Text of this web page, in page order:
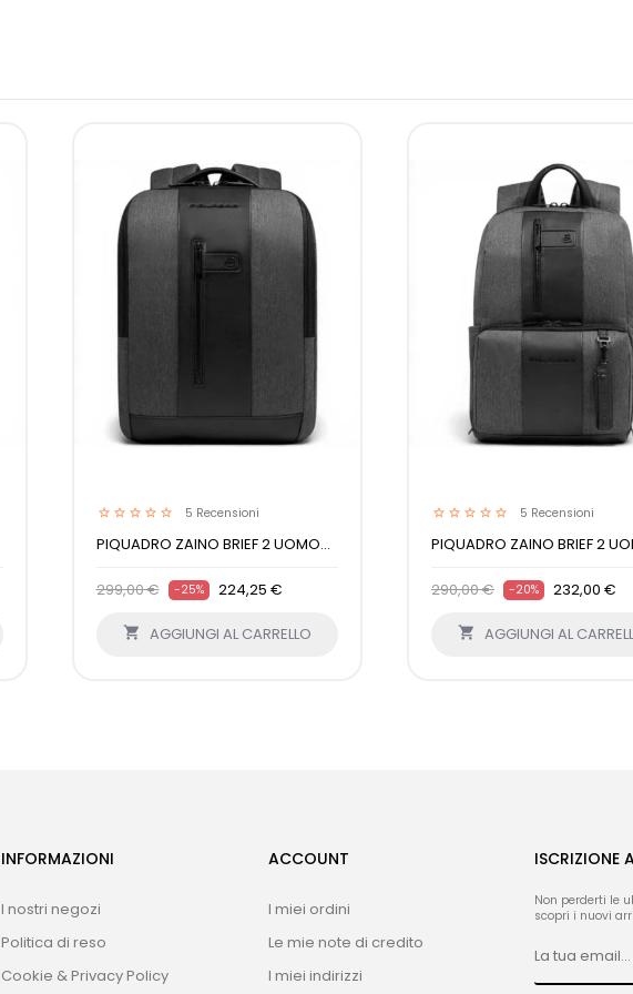
5 Recensioni
PIQUADRO ZAINO BRIEF 2 UOMO...
299,00 € -25% 224,25 €
 AGGIUNGI AL CARRELLO
5 Recensioni
PIQUADRO ZAINO BRIEF 2
290,00 € -20% 232,00 €
 AGGIUNGI AL
INFORMAZIONI
I nostri negozi
Politica di reso
Cookie & Privacy Policy
ACCOUNT
I miei ordini
Le mie note di credito
I miei indirizzi
ISCRIZIONE
Non perderti le
scopri i nuovi